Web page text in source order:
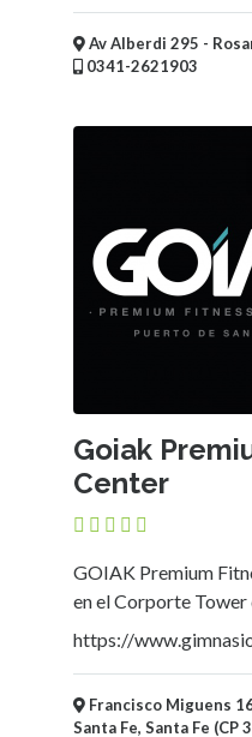
Av Alberdi 295 -
0341-2621903
Goiak
Center
GOIAK Premium
en el Corporte Tower
https://
Francisco Miguens
Santa Fe, Santa Fe (CP